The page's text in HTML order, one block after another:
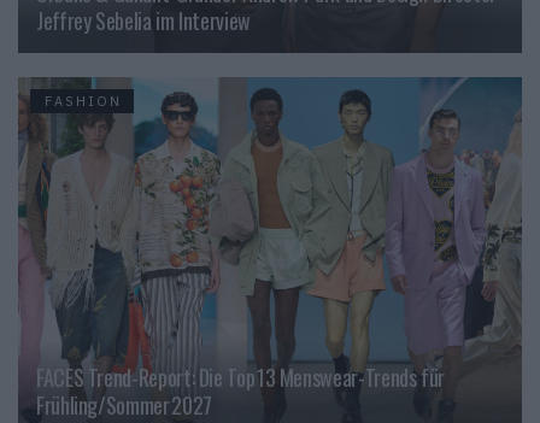
Jeffrey Sebelia im Interview
FASHION
FACES Trend-Report: Die Top 13 Menswear-Trends für
Frühling/Sommer 2027